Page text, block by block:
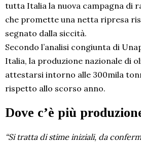
tutta Italia la nuova campagna di
che promette una netta ripresa
segnato dalla siccità.
Secondo l’analisi congiunta di
Italia, la produzione nazionale di
attestarsi intorno alle 300mila
rispetto allo scorso anno.
Dove c’è più
“Si tratta di stime iniziali, da